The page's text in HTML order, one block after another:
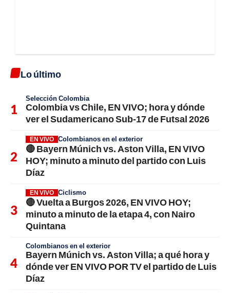
Lo último
Selección Colombia
Colombia vs Chile, EN VIVO; hora y dónde
ver el Sudamericano Sub-17 de Futsal 2026
EN VIVO Colombianos en el exterior
🔴 Bayern Múnich vs. Aston Villa, EN VIVO
HOY; minuto a minuto del partido con Luis
Díaz
EN VIVO Ciclismo
🔴 Vuelta a Burgos 2026, EN VIVO HOY;
minuto a minuto de la etapa 4, con Nairo
Quintana
Colombianos en el exterior
Bayern Múnich vs. Aston Villa; a qué hora y
dónde ver EN VIVO POR TV el partido de Luis
Díaz